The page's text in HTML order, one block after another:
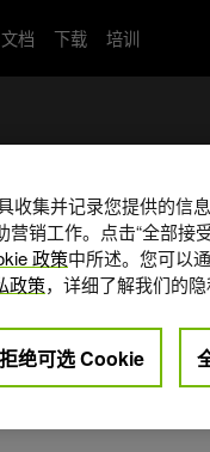
文档 下载 培训
收集并记录您提供的信
销工作。点击“全部接
政策中所述。您可以
政策，详细了解我们的
拒绝可选 Cookie